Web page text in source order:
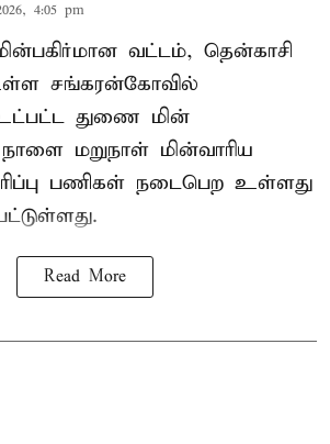
4:05 pm
வட்டம், தென்காசி
சங்கரன்கோவில்
துணை மின்
மறுநாள் மின்வாரிய
பணிகள் நடைபெற உள்ளது
Read More